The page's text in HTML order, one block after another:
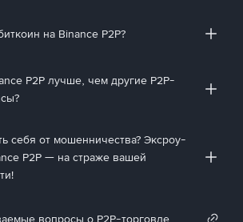
на Binance P2P?
P2P лучше, чем другие P2P-
себя от мошенничества? Эксроу-
P2P — на страже вашей
вопросы о P2P-торговле